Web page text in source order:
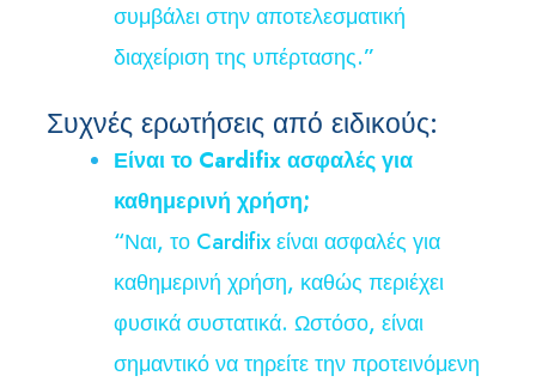
συμβάλει στην αποτελεσματική
διαχείριση της υπέρτασης.”
Συχνές ερωτήσεις από ειδικούς:
Είναι το Cardifix ασφαλές για
καθημερινή χρήση;
“Ναι, το Cardifix είναι ασφαλές για
καθημερινή χρήση, καθώς περιέχει
φυσικά συστατικά. Ωστόσο, είναι
σημαντικό να τηρείτε την προτεινόμενη